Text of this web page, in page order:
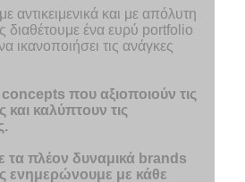
αντικειμενικά και με απόλυτη
διαθέτουμε ένα ευρύ portfolio
ικανοποιήσει τις ανάγκες
που αξιοποιούν τις
και καλύπτουν τις
πλέον δυναμικά brands
ενημερώνουμε με κάθε